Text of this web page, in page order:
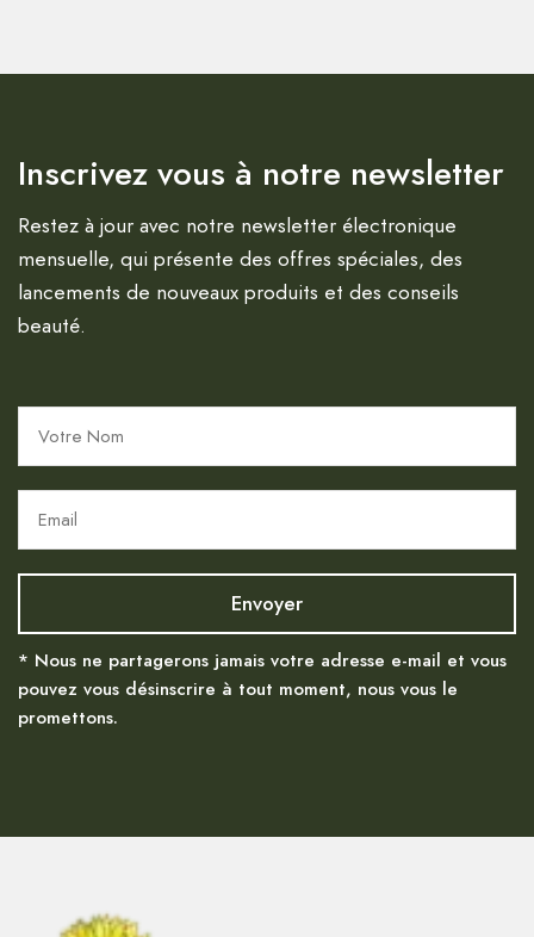
Inscrivez vous à notre newsletter
Restez à jour avec notre newsletter électronique
mensuelle, qui présente des offres spéciales, des
lancements de nouveaux produits et des conseils
beauté.
* Nous ne partagerons jamais votre adresse e-mail et vous
pouvez vous désinscrire à tout moment, nous vous le
promettons.